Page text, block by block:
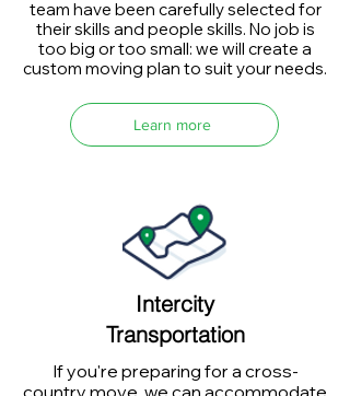
team have been carefully selected for
their skills and people skills. No job is
too big or too small: we will create a
custom moving plan to suit your needs.
Learn more
Intercity
Transportation
If you're preparing for a cross-
country move, we can accommodate